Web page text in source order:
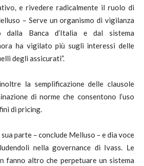
e rivedere radicalmente il ruolo di
– Serve un organismo di vigilanza
dalla Banca d’Italia e dal sistema
ha vigilato più sugli interessi delle
degli assicurati”.
la semplificazione delle clausole
di norme che consentono l’uso
di pricing.
parte – conclude Melluso – e dia voce
nella governance di Ivass. Le
fanno altro che perpetuare un sistema